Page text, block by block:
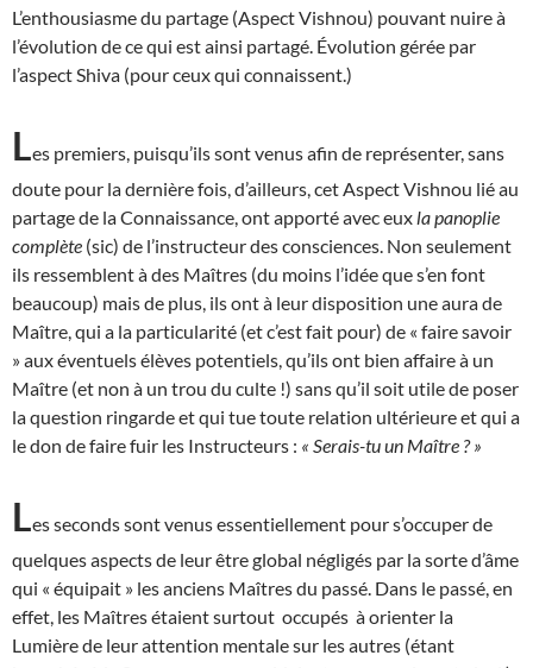
L’enthousiasme du partage (Aspect Vishnou) pouvant nuire à
l’évolution de ce qui est ainsi partagé. Évolution gérée par
l’aspect Shiva (pour ceux qui connaissent.)
Les premiers, puisqu’ils sont venus afin de représenter, sans
doute pour la dernière fois, d’ailleurs, cet Aspect Vishnou lié au
partage de la Connaissance, ont apporté avec eux la panoplie
complète (sic) de l’instructeur des consciences. Non seulement
ils ressemblent à des Maîtres (du moins l’idée que s’en font
beaucoup) mais de plus, ils ont à leur disposition une aura de
Maître, qui a la particularité (et c’est fait pour) de « faire savoir
» aux éventuels élèves potentiels, qu’ils ont bien affaire à un
Maître (et non à un trou du culte !) sans qu’il soit utile de poser
la question ringarde et qui tue toute relation ultérieure et qui a
le don de faire fuir les Instructeurs : « Serais-tu un Maître ? »
Les seconds sont venus essentiellement pour s’occuper de
quelques aspects de leur être global négligés par la sorte d’âme
qui « équipait » les anciens Maîtres du passé. Dans le passé, en
effet, les Maîtres étaient surtout occupés à orienter la
Lumière de leur attention mentale sur les autres (étant